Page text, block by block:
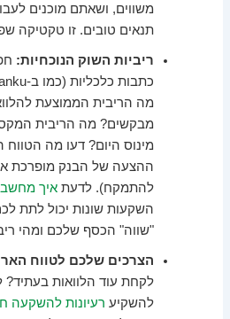
משווים, ושאתם מוכנים
תנאים טובים. זו טקטיקה
ריביות השוק הנוכחיות:
מה הריבית הממוצעת
מבקשים? מה הריבית
מינוס היום? דעו מה
ההצעה של הבנק מופרכת
להתמקח). לדעתאיך
השקעות שונות יכול לתת
"שווה" הכסף שלכם ומהי
הצרכים שלכם לטווח
לקחת עוד הלוואות
להשקיע רעיונות להשקעה